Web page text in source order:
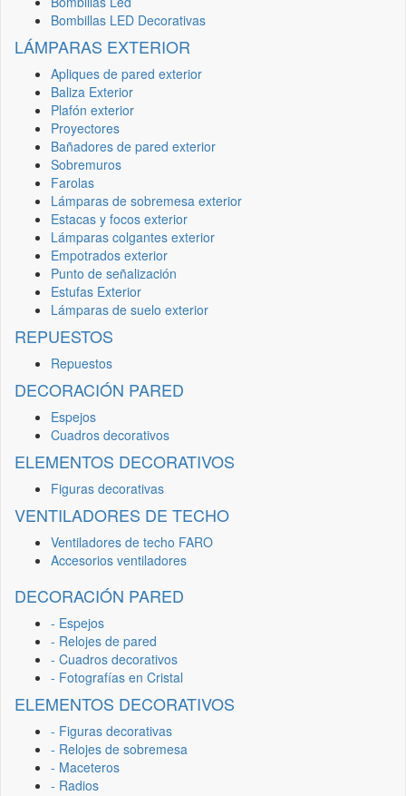
Bombillas LED Decorativas
LÁMPARAS EXTERIOR
Apliques de pared exterior
Baliza Exterior
Plafón exterior
Proyectores
Bañadores de pared exterior
Sobremuros
Farolas
Lámparas de sobremesa exterior
Estacas y focos exterior
Lámparas colgantes exterior
Empotrados exterior
Punto de señalización
Estufas Exterior
Lámparas de suelo exterior
REPUESTOS
Repuestos
DECORACIÓN PARED
Espejos
Cuadros decorativos
ELEMENTOS DECORATIVOS
Figuras decorativas
VENTILADORES DE TECHO
Ventiladores de techo FARO
Accesorios ventiladores
DECORACIÓN PARED
- Espejos
- Relojes de pared
- Cuadros decorativos
- Fotografías en Cristal
ELEMENTOS DECORATIVOS
- Figuras decorativas
- Relojes de sobremesa
- Maceteros
- Radios